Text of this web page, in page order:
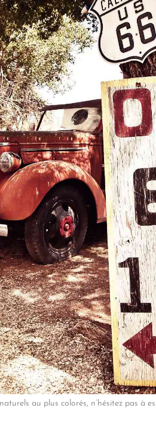
au plus colorés, n’hésitez pas à